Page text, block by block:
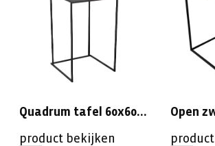
Quadrum tafel 60x60x110cm zwart
product bekijken